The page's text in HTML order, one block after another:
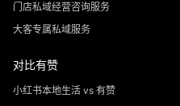
门店私域经营咨询服务
大客专属私域服务
对比有赞
小红书本地生活 vs 有赞